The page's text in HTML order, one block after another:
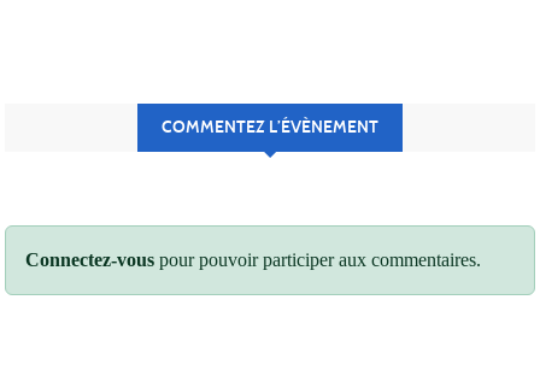
COMMENTEZ L’ÉVÈNEMENT
Connectez-vous pour pouvoir participer aux commentaires.